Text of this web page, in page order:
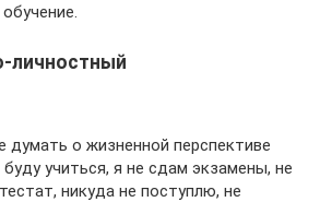
личностный
думать о жизненной перспективе
буду учиться, я не сдам экзамены, не
никуда не поступлю, не